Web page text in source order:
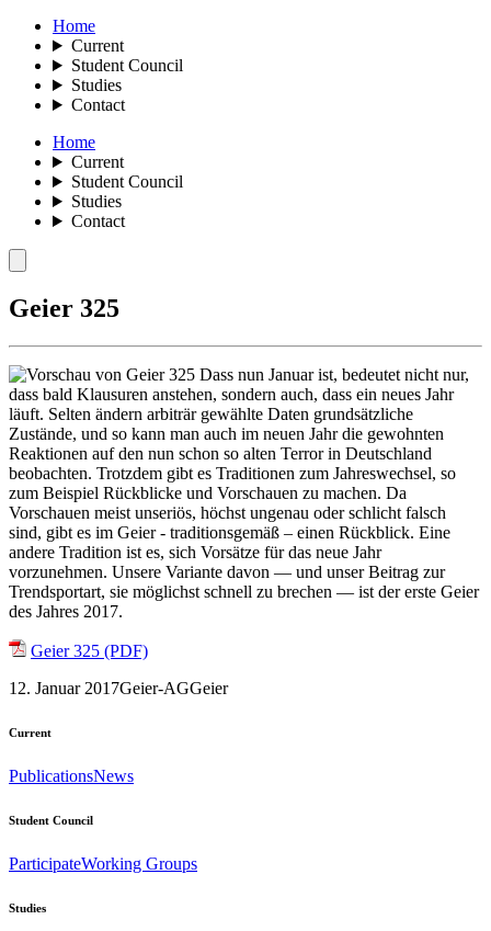
Home
Current
Student Council
Studies
Contact
Home
Current
Student Council
Studies
Contact
Geier 325
Dass nun Januar ist, bedeutet nicht nur,
dass bald Klausuren anstehen, sondern auch, dass ein neues Jahr
läuft. Selten ändern arbiträr gewählte Daten grundsätzliche
Zustände, und so kann man auch im neuen Jahr die gewohnten
Reaktionen auf den nun schon so alten Terror in Deutschland
beobachten. Trotzdem gibt es Traditionen zum Jahreswechsel, so
zum Beispiel Rückblicke und Vorschauen zu machen. Da
Vorschauen meist unseriös, höchst ungenau oder schlicht falsch
sind, gibt es im Geier - traditionsgemäß – einen Rückblick. Eine
andere Tradition ist es, sich Vorsätze für das neue Jahr
vorzunehmen. Unsere Variante davon — und unser Beitrag zur
Trendsportart, sie möglichst schnell zu brechen — ist der erste Geier
des Jahres 2017.
Geier 325 (PDF)
12. Januar 2017Geier-AGGeier
Current
PublicationsNews
Student Council
ParticipateWorking Groups
Studies